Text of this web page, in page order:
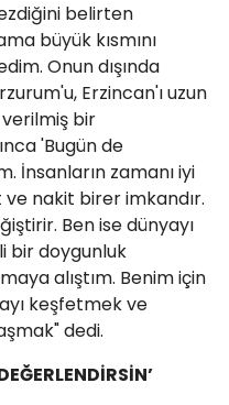
belirten
büyük kısmını
Onun dışında
Erzincan'ı uzun
bir
'Bugün de
İnsanların zamanı iyi
nakit birer imkandır.
Ben ise dünyayı
bir doygunluk
alıştım. Benim için
keşfetmek ve
dedi.